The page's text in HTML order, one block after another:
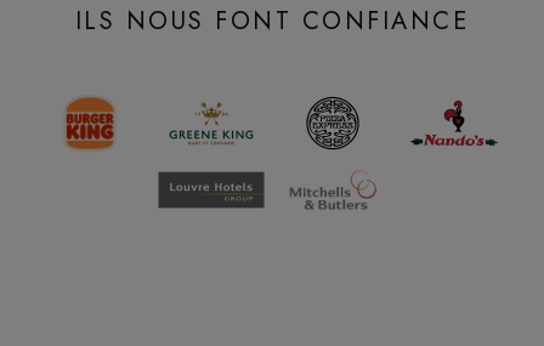
ILS NOUS FONT CONFIANCE